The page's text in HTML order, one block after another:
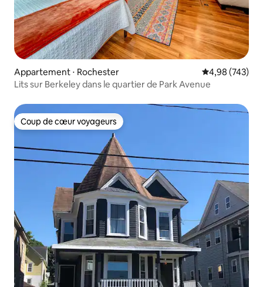
Appartement ⋅ Rochester Évaluation
4,98 (743)
Lits sur Berkeley dans le quartier de Park Avenue
Coup de cœur voyageurs
Coup de cœur voyageurs